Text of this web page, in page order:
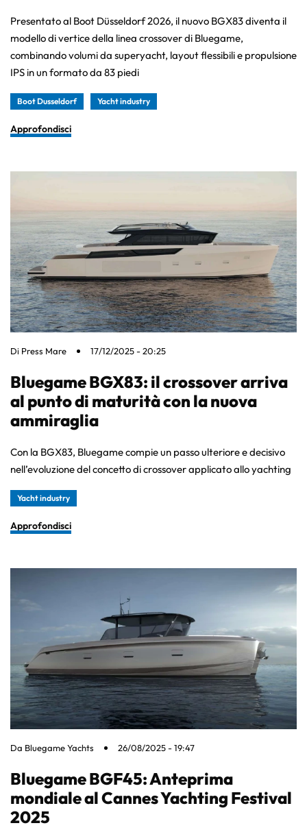
Presentato al Boot Düsseldorf 2026, il nuovo BGX83 diventa il
modello di vertice della linea crossover di Bluegame,
combinando volumi da superyacht, layout flessibili e propulsione
IPS in un formato da 83 piedi
Boot Dusseldorf Yacht industry
Approfondisci
Di Press Mare 17/12/2025 - 20:25
Bluegame BGX83: il crossover arriva
al punto di maturità con la nuova
ammiraglia
Con la BGX83, Bluegame compie un passo ulteriore e decisivo
nell’evoluzione del concetto di crossover applicato allo yachting
Yacht industry
Approfondisci
Da Bluegame Yachts 26/08/2025 - 19:47
Bluegame BGF45: Anteprima
mondiale al Cannes Yachting Festival
2025